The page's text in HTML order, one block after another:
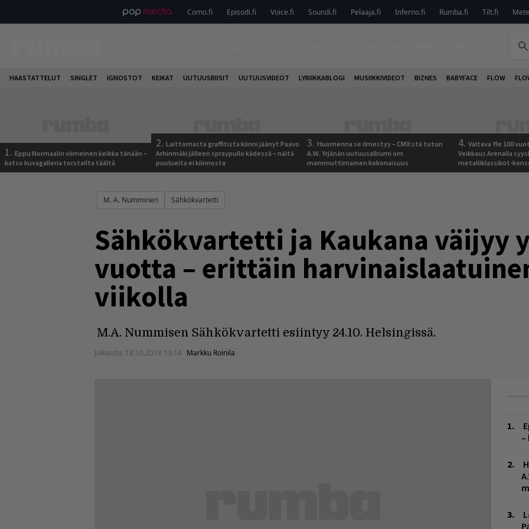
Como.fi Episodi.fi Voice.fi Soundi.fi Pelaaja.fi Inferno.fi Rumba.fi Tilt.fi
HAASTATTELUT SINGLET IGNOSTOT KEIKAT UUTUUSBIISIT UUTUUSVIDEOT LYRIIKKABLOGI MUSIIKKIVIDEOT BIZNES BABYFACE FLOW
1. Eppu Normaalin viimeinen keikka tänään –
katso kuvagalleria torstailta täältä
2. Laittomasta graffitista kiinni jäänyt Paavo
Arhinmäki jälleen spraypullo kädessä – näitä
puolueita ei kiinnosta
3. Huomenna se ilmestyy – CMX:stä tutun
A.W. Yrjänän uutuusalbumi om
mammuttimainen kokonaisuus
4. Valtava Yle 100
Veikkaus Arenalla
metalliklassikot-
M. A. Numminen Sähkökvartetti
Sähkökvartetti ja Kaukana väijyy
vuotta – erittäin
viikolla
M.A. Nummisen Sähkökvartetti esiintyy 24.10. Helsingissä.
Julkaistu: 18.10.2018 13:14 Markku Roinila